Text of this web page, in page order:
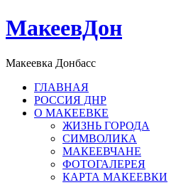
МакеевДон
Макеевка Донбасс
ГЛАВНАЯ
РОССИЯ ДНР
О МАКЕЕВКЕ
ЖИЗНЬ ГОРОДА
СИМВОЛИКА
МАКЕЕВЧАНЕ
ФОТОГАЛЕРЕЯ
КАРТА МАКЕЕВКИ